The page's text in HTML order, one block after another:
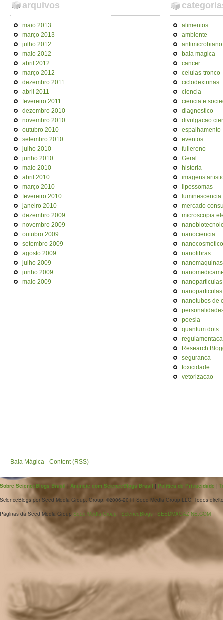
arquivos
maio 2013
março 2013
julho 2012
maio 2012
abril 2012
março 2012
dezembro 2011
abril 2011
fevereiro 2011
dezembro 2010
novembro 2010
outubro 2010
setembro 2010
julho 2010
junho 2010
maio 2010
abril 2010
março 2010
fevereiro 2010
janeiro 2010
dezembro 2009
novembro 2009
outubro 2009
setembro 2009
agosto 2009
julho 2009
junho 2009
maio 2009
alimentos
ambiente
antimicrobiano
bala magica
cancer
celulas-tronco
ciclodextrinas
ciencia
ciencia e
diagnostico
divulgacao
espalhamento
eventos
fullereno
Geral
historia
imagens
lipossomas
luminescencia
mercado
microscopia
nanociencia
nanofibras
nanomaquinas
nanotubos de
poesia
quantum dots
Research
seguranca
toxicidade
vetorizacao
Bala Mágica - Content (RSS)
Sobre ScienceBlogs Brasil | Anuncie com ScienceBlogs Brasil | Política de Privacidade |
ScienceBlogs por Seed Media Group. Group. ©2006-2011 Seed Media Group LLC. Todos
Páginas da Seed Media Group Seed Media Group | ScienceBlogs | SEEDMAGAZINE.COM